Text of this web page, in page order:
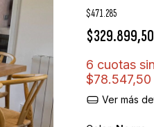
$471.285
$329.899,50
6 cuotas
$78.547,50
Ver más